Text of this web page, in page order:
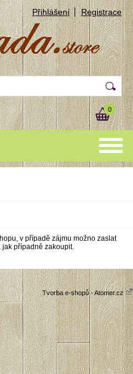
Přihlášení Registrace
0
v případě zájmu možno zaslat
případně zakoupit.
Tvorba e-shopů - Atomer.cz